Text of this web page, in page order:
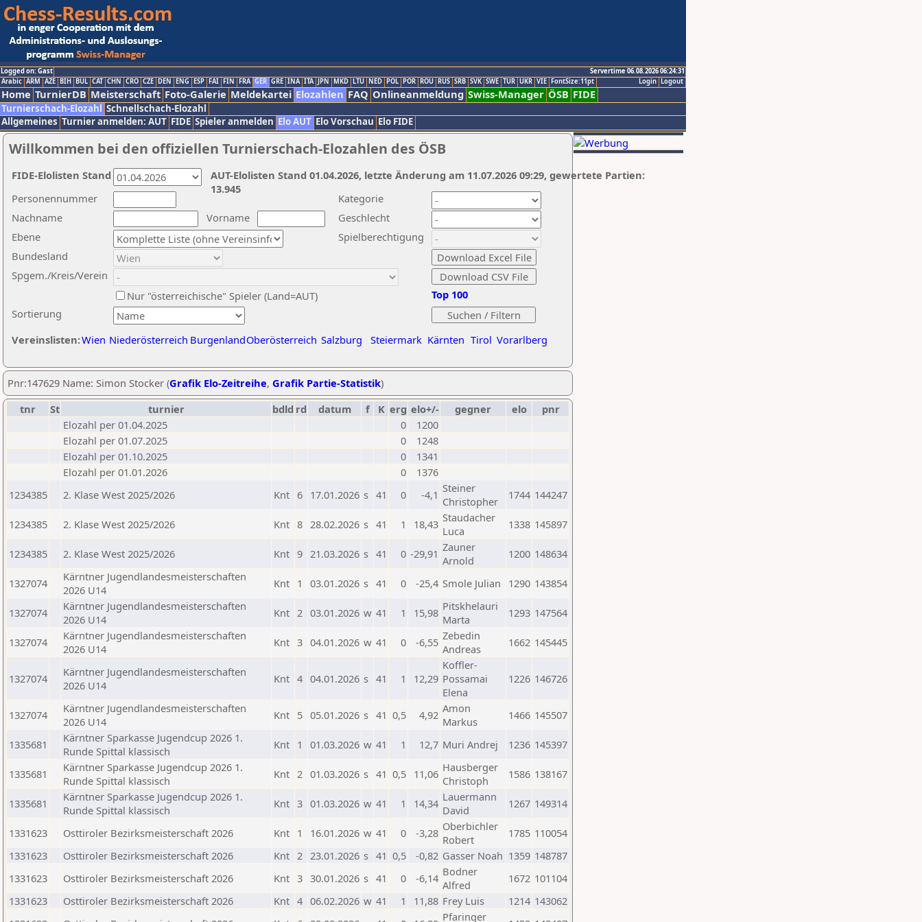
Logged on: Gast
Servertime 06.08.2026 06:24:31
Logout
Login
Arabic ARM AZE BIH BUL CAT CHN CRO CZE DEN ENG ESP FAI FIN FRA GER GRE INA ITA JPN MKD LTU NED POL POR ROU RUS SRB SVK SWE TUR UKR VIE FontSize:11pt
Home TurnierDB Meisterschaft Foto-Galerie Meldekartei Elozahlen FAQ Onlineanmeldung Swiss-Manager ÖSB FIDE
Turnierschach-Elozahl Schnellschach-Elozahl
Allgemeines Turnier anmelden: AUT FIDE Spieler anmelden Elo AUT Elo Vorschau Elo FIDE
Willkommen bei den offiziellen Turnierschach-Elozahlen des ÖSB
Nachname
Vorname
Ebene
Kategorie
Sortierung
Personennummer
Bundesland
Spgem./Kreis/Verein
Geschlecht
Nur "österreichische" Spieler (Land=AUT)
Spielberechtigung
Vereinslisten:Wien Niederösterreich BurgenlandOberösterreich Salzburg Steiermark Kärnten Tirol Vorarlberg
Top 100
AUT-Elolisten Stand 01.04.2026, letzte Änderung am 11.07.2026 09:29, gewertete Partien:
13.945
FIDE-Elolisten Stand
Pnr:147629 Name: Simon Stocker (Grafik Elo-Zeitreihe, Grafik Partie-Statistik)
tnr
St turnier bdld rd datum f K erg elo+/- gegner elo
pnr
Elozahl per 01.04.2025
0
1200
Elozahl per 01.07.2025
0
1248
Elozahl per 01.10.2025
0
1341
Elozahl per 01.01.2026
0
1376
1234385
2. Klase West 2025/2026 Knt 6 17.01.2026 s 41 0 -4,1 Steiner
Christopher
1744 144247
1234385 2. Klase West 2025/2026 Knt 8 28.02.2026 s 41 1 18,43 Staudacher
Luca
1338 145897
1234385 2. Klase West 2025/2026 Knt 9 21.03.2026 s 41 0 -29,91 Zauner
Arnold
1200 148634
1327074
Kärntner Jugendlandesmeisterschaften
2026 U14
Knt 1 03.01.2026 s 41 0 -25,4 Smole Julian 1290 143854
1327074
Kärntner Jugendlandesmeisterschaften
2026 U14
Knt 2 03.01.2026 w 41 1 15,98 Pitskhelauri
Marta
1293 147564
1327074
Kärntner Jugendlandesmeisterschaften
2026 U14
Knt 3 04.01.2026 w 41 0 -6,55 Zebedin
Andreas
1662 145445
1327074
Kärntner Jugendlandesmeisterschaften
2026 U14
Knt 4 04.01.2026 s 41 1 12,29
Koffler-
Possamai
Elena
1226 146726
1327074
Kärntner Jugendlandesmeisterschaften
2026 U14
Knt 5 05.01.2026 s 41 0,5 4,92 Amon
Markus
1466 145507
1335681
Kärntner Sparkasse Jugendcup 2026 1.
Runde Spittal klassisch
Knt 1 01.03.2026 w 41 1 12,7 Muri Andrej 1236 145397
1335681
Kärntner Sparkasse Jugendcup 2026 1.
Runde Spittal klassisch
Knt 2 01.03.2026 s 41 0,5 11,06 Hausberger
Christoph
1586 138167
1335681
Kärntner Sparkasse Jugendcup 2026 1.
Runde Spittal klassisch
Knt 3 01.03.2026 w 41 1 14,34 Lauermann
David
1267 149314
1331623 Osttiroler Bezirksmeisterschaft 2026 Knt 1 16.01.2026 w 41 0 -3,28 Oberbichler
Robert
1785 110054
1331623
Osttiroler Bezirksmeisterschaft 2026 Knt 2 23.01.2026 s 41 0,5 -0,82 Gasser Noah 1359 148787
1331623
Osttiroler Bezirksmeisterschaft 2026 Knt 3 30.01.2026 s 41 0 -6,14 Bodner
Alfred
1672 101104
1331623
Osttiroler Bezirksmeisterschaft 2026 Knt 4 06.02.2026 w 41 1 11,88 Frey Luis 1214 143062
Pfaringer